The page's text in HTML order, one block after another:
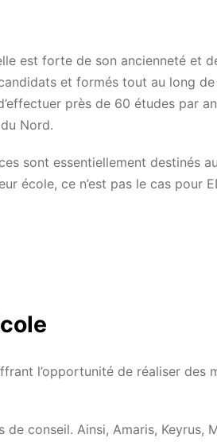
est forte de son ancienneté et
et formés tout au long
près de 60 études par
Nord.
sont essentiellement destinés
école, ce n’est pas le cas pour
l’opportunité de réaliser des
conseil. Ainsi, Amaris, Keyrus,